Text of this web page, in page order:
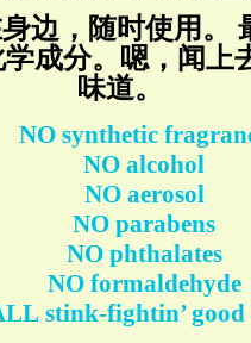
边，随时使用。
成分。嗯，闻上
味道。
NO synthetic
NO alcohol
NO aerosol
NO parabens
NO phthalates
NO formaldehyde
stink-fightin’